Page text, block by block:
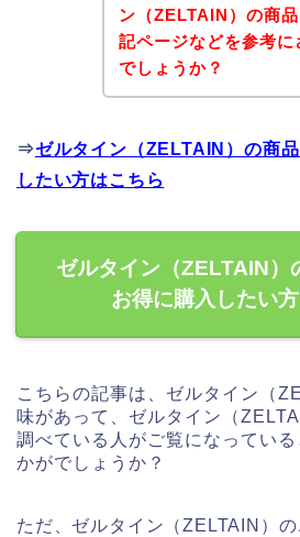
ン（ZELTAIN）の商
記ページなどを参考
でしょうか？
⇒ゼルタイン（ZELTAIN）の商
したい方はこちら
ゼルタイン（ZELTAIN）
お得に購入したい
こちらの記事は、ゼルタイン（
味があって、ゼルタイン（
調べている人がご覧になってい
かがでしょうか？
ただ、ゼルタイン（ZELTAIN）の